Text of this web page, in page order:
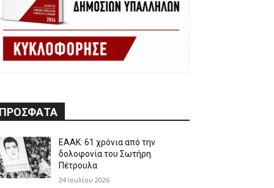
ΕΑΑΚ: 61 χρόνια από την
δολοφονία του Σωτήρη
Πέτρουλα
24 Ιουλίου 2026